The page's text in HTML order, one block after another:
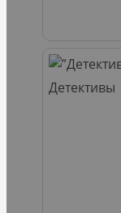
Детективы